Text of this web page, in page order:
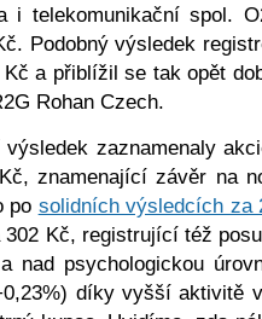
i telekomunikační spol.
Podobný výsledek
Kč a přiblížil se tak opět
Rohan Czech.
výsledek zaznamenaly
znamenající závěr na
po solidních výsledcích za
302 Kč, registrující též
nad psychologickou
díky vyšší aktivitě